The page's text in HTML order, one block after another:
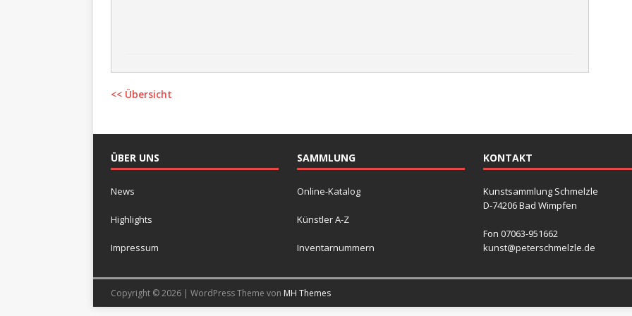
<< Übersicht
ÜBER UNS
News
Highlights
Impressum
SAMMLUNG
Online-Katalog
Künstler A-Z
Inventarnummern
KONTAKT
Kunstsammlung Schmelzle
D-74206 Bad Wimpfen
Fon 07063-951662
kunst@peterschmelzle.de
Copyright © 2026 | WordPress Theme von MH Themes